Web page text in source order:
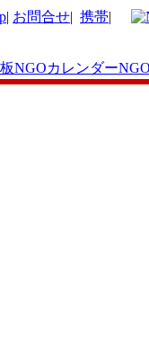
| お問合せ| 携帯|
NGOカレンダー